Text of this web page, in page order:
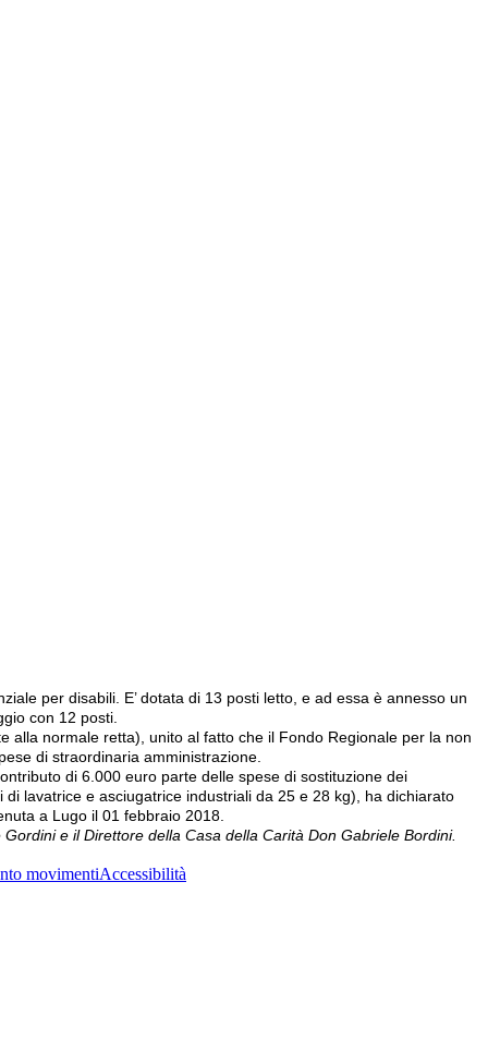
per disabili. E’ dotata di 13 posti letto, e ad essa è annesso un
con 12 posti.
alla normale retta), unito al fatto che il Fondo Regionale per la non
di straordinaria amministrazione.
di 6.000 euro parte delle spese di sostituzione dei
lavatrice e asciugatrice industriali da 25 e 28 kg), ha dichiarato
a Lugo il 01 febbraio 2018.
e il Direttore della Casa della Carità Don Gabriele Bordini.
movimentiAccessibilità